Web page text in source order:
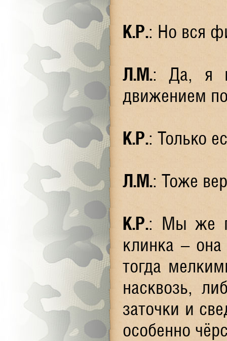
К.Р.: Но вся
Л.М.: Да, я
движением
К.Р.: Только
Л.М.: Тоже
К.Р.: Мы же
клинка –
тогда
насквозь,
заточки и
особенно